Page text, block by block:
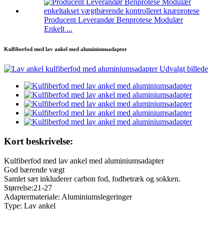
Producent Leverandør Benprotese Modulær
Enkelt ...
Kulfiberfod med lav ankel med aluminiumsadapter
Kort beskrivelse:
Kulfiberfod med lav ankel med aluminiumsadapter
God bærende vægt
Samlet sæt inkluderer carbon fod, fodbetræk og sokken.
Størrelse:21-27
Adaptermateriale: Aluminiumslegeringer
Type: Lav ankel